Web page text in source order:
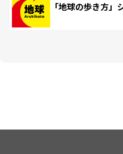
「地球の歩き方」